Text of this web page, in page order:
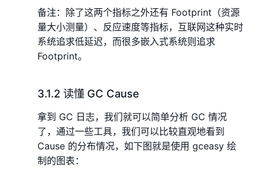
备注：除了这两个指标之外还有 Footprint（资源
量大小测量）、反应速度等指标，互联网这种实时
系统追求低延迟，而很多嵌入式系统则追求
Footprint。
3.1.2 读懂 GC Cause
拿到 GC 日志，我们就可以简单分析 GC 情况
了，通过一些工具，我们可以比较直观地看到
Cause 的分布情况，如下图就是使用 gceasy 绘
制的图表：